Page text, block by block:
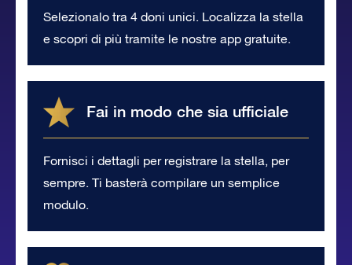
Selezionalo tra 4 doni unici. Localizza la stella
e scopri di più tramite le nostre app gratuite.
Fai in modo che sia ufficiale
Fornisci i dettagli per registrare la stella, per
sempre. Ti basterà compilare un semplice
modulo.